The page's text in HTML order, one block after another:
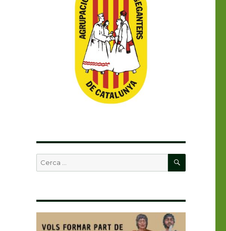
Buscar
per:
CERCA